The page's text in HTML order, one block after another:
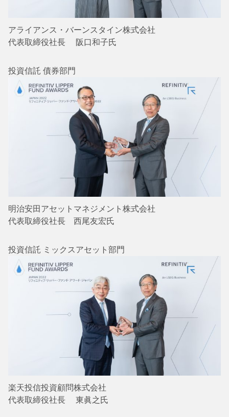
アライアンス・バーンスタイン株式会社
代表取締役社長 阪口和子氏
投資信託 債券部門
明治安田アセットマネジメント株式会社
代表取締役社長 西尾友宏氏
投資信託 ミックスアセット部門
楽天投信投資顧問株式会社
代表取締役社長 東眞之氏